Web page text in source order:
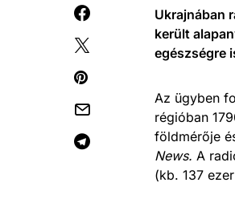
Ukrajnában
került
egészségre
Az ügyben
régióban
földmérője
News. A
(kb. 137